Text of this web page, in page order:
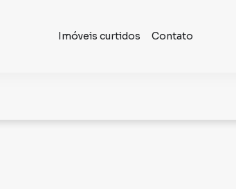
Imóveis curtidos Contato